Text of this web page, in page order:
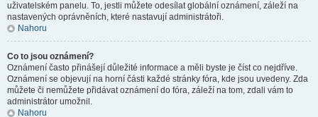
uživatelském panelu. To, jestli můžete odesílat globální oznámení, záleží na
nastavených oprávněních, které nastavují administrátoři.
Nahoru
Co to jsou oznámení?
Oznámení často přinášejí důležité informace a měli byste je číst co nejdříve.
Oznámení se objevují na horní části každé stránky fóra, kde jsou uvedeny. Zda
můžete či nemůžete přidávat oznámení do fóra, záleží na tom, zdali vám to
administrátor umožnil.
Nahoru